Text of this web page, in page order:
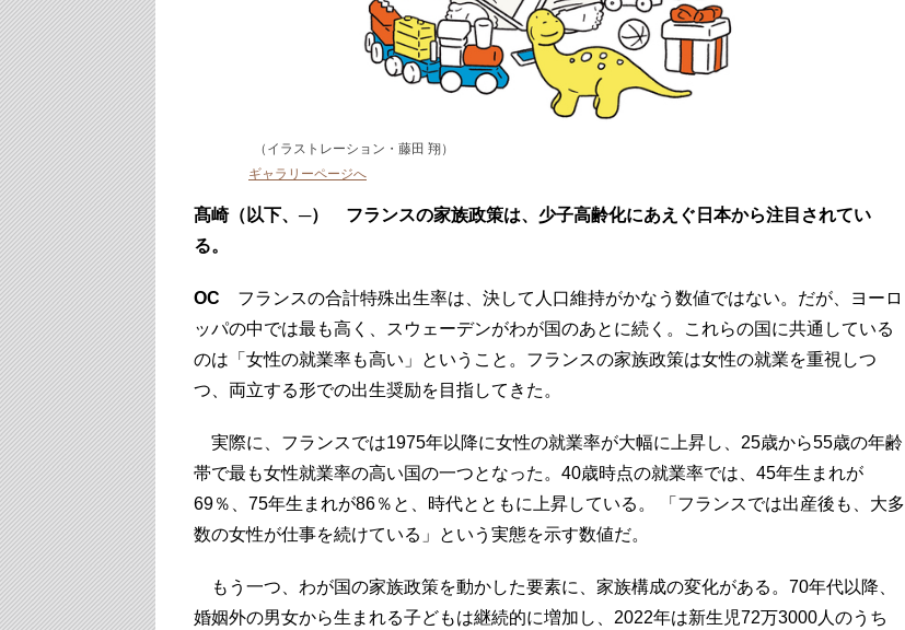
（イラストレーション・藤田 翔）
ギャラリーページへ
髙崎（以下、─） フランスの家族政策は、少子高齢化にあえぐ日本から注目されてい
る。
OC フランスの合計特殊出生率は、決して人口維持がかなう数値ではない。だが、ヨーロ
ッパの中では最も高く、スウェーデンがわが国のあとに続く。これらの国に共通している
のは「女性の就業率も高い」ということ。フランスの家族政策は女性の就業を重視しつ
つ、両立する形での出生奨励を目指してきた。
実際に、フランスでは1975年以降に女性の就業率が大幅に上昇し、25歳から55歳の年齢
帯で最も女性就業率の高い国の一つとなった。40歳時点の就業率では、45年生まれが
69％、75年生まれが86％と、時代とともに上昇している。 「フランスでは出産後も、大多
数の女性が仕事を続けている」という実態を示す数値だ。
もう一つ、わが国の家族政策を動かした要素に、家族構成の変化がある。70年代以降、
婚姻外の男女から生まれる子どもは継続的に増加し、2022年は新生児72万3000人のうち